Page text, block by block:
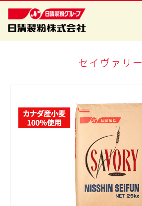
企業情報
安全・安心への取り組み
セイヴァリー